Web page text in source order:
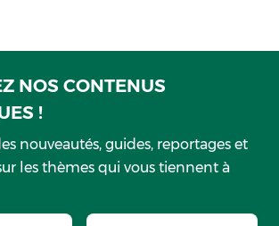
NOS CONTENUS
!
nouveautés, guides, reportages et
les thèmes qui vous tiennent à